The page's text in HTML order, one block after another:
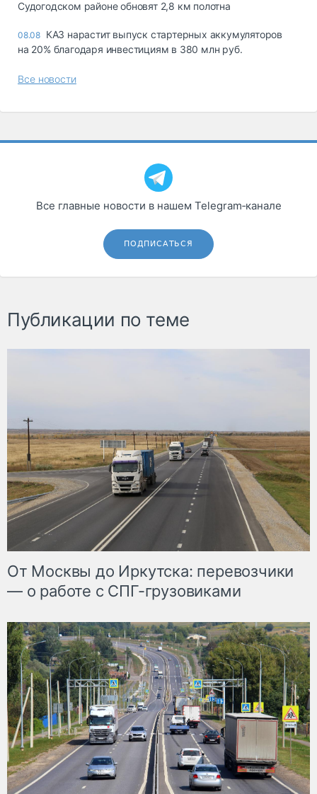
Судогодском районе обновят 2,8 км полотна
08.08 КАЗ нарастит выпуск стартерных аккумуляторов
на 20% благодаря инвестициям в 380 млн руб.
Все новости
Все главные новости в нашем Telegram‑канале
ПОДПИСАТЬСЯ
Публикации по теме
От Москвы до Иркутска: перевозчики
— о работе с СПГ-грузовиками